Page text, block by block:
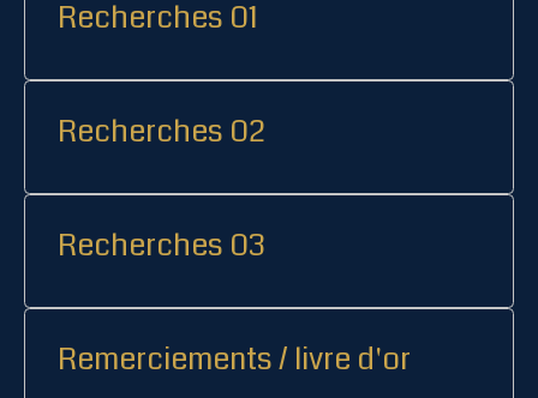
Recherches 01
Recherches 02
Recherches 03
Remerciements / livre d'or